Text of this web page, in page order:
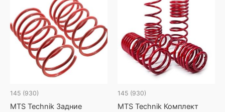
145 (930)
MTS Technik Задние
145 (930)
MTS Technik Комплект